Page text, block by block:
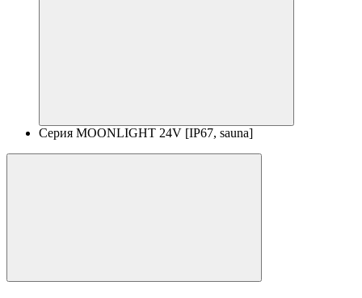
Серия MOONLIGHT 24V [IP67, sauna]